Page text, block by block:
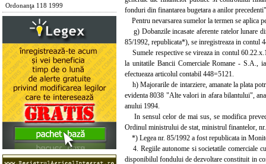
Ordonanţa 118 1999
fonduri din finantarea bugetara a anilor
Pentru nevarsarea sumelor la termen se aplica
g) Dobanzile incasate aferente ratelor lunare
85/1992, republicata*), se inregistreaza in contul
Sumele respective se vireaza in contul
la unitatile Bancii Comerciale Romane - S.A.,
efectueaza articolul contabil 448=5121.
h) Majorarile de intarziere, amanate la plata
evidenta 8038 "Alte valori in afara bilantului",
anului 1994.
In sensul celor de mai sus, se modifica
Ordinul ministrului de stat, ministrul finantelor,
*) Legea nr. 85/1992 a fost republicata in
4. Regiile autonome si societatile comerciale
disponibilul fondului de dezvoltare constituit in